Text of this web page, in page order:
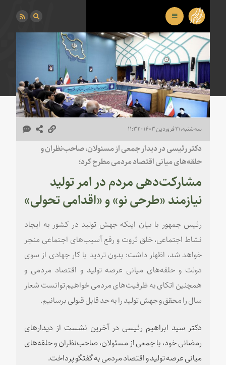
سه شنبه، ۲۱ فروردین ۱۴۰۳ - ۱۱:۳۲
دکتر رئیسی در دیدار جمعی از مسئولان، صاحب‌نظران و
حلقه‌های میانی اقتصاد مردمی مطرح کرد؛
مشارکت‌دهی مردم در امر تولید
نیازمند «طرحی نو» و «اقدامی تحولی»
رئیس جمهور با بیان اینکه جهش تولید در کشور به ایجاد
نشاط اجتماعی، خلق ثروت و رفع آسیب‌های اجتماعی منجر
خواهد شد، اظهار داشت: بدون تردید با کار جهادی از سوی
دولت و حلقه‌های میانی عرصه‌ تولید و اقتصاد مردمی و
همچنین اتکای به ظرفیت‌های مردمی خواهیم توانست شعار
سال را محقق و جهش تولید را به حد قابل قبولی برسانیم.
دکتر سید ابراهیم رئیسی در آخرین نشست از دیدارهای
رمضانی خود، با جمعی از مسئولان، صاحب‌نظران و حلقه‌های
میانی عرصه تولید و اقتصاد مردمی به گفتگو پرداخت.